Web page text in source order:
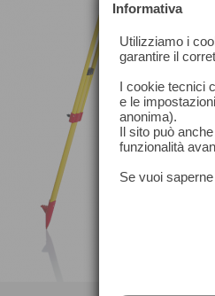
Informativa
Utilizziamo i
garantire il
I cookie tecnici
e le
anonima).
Il sito può
funzionalità
Se vuoi